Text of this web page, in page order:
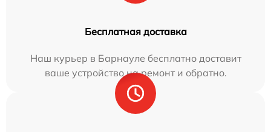
Бесплатная доставка
Наш курьер в Барнауле бесплатно доставит
ваше устройство на ремонт и обратно.